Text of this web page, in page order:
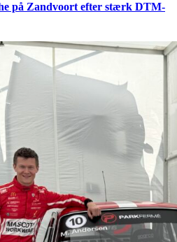
på Zandvoort efter stærk DTM-